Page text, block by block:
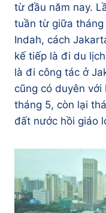
từ đầu năm nay.
tuần từ giữa
Indah, cách
kế tiếp là đi du
là đi công tác ở
cũng có duyên
tháng 5, còn lại
đất nước hồi giáo